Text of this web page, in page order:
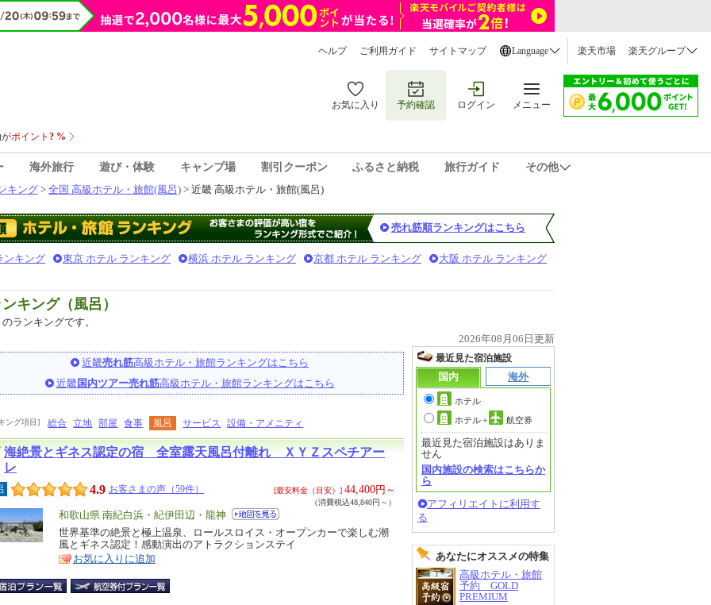
ヘルプ ご利用ガイド サイトマップ Language 楽天市場 楽天グループ
お気に入り 予約確認 ログイン メニュー
海外旅行 遊び・体験 キャンプ場 割引クーポン ふるさと納税 旅行ガイド
その他
キング > 全国 高級ホテル・旅館(風呂) > 近畿 高級ホテル・旅館(風呂)
売れ筋順ランキングはこちら
ンキング 東京 ホテル ランキング 横浜 ホテル ランキング 京都 ホテル ランキング 大阪 ホテル ランキング
キング（風呂）
のランキングです。
2026年08月06日更新
近畿売れ筋高級ホテル・旅館ランキングはこちら
近畿国内ツアー売れ筋高級ホテル・旅館ランキングはこちら
ング項目] 総合 立地 部屋 食事 風呂 サービス 設備・アメニティ
海絶景とギネス認定の宿 全室露天風呂付離れ ＸＹＺスペチアー
レ
4.9 お客さまの声（59件） [最安料金（目安）] 44,400円～
（消費税込48,840円～）
エ
リ
ア
和歌山県 南紀白浜・紀伊田辺・龍神
特
徴
世界基準の絶景と極上温泉、ロールスロイス・オープンカーで楽しむ潮
風とギネス認定！感動演出のアトラクションステイ
お気に入りに追加
最近見た宿泊施設
国内
海外
ホテル
ホテル+ 航空券
最近見た宿泊施設はありま
せん
国内施設の検索はこちらか
ら
アフィリエイトに利用す
る
あなたにオススメの特集
高級ホテル・旅館
予約 GOLD
PREMIUM